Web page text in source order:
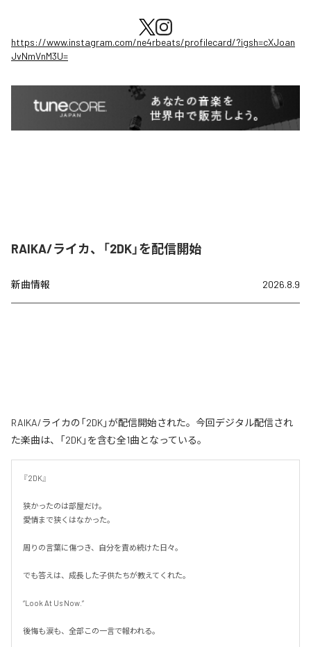
https://www.instagram.com/ne4rbeats/profilecard/?igsh=cXJoan
JvNmVnM3U=
RAIKA/ライカ、「2DK」を配信開始
新曲情報 2026.8.9
RAIKA/ライカの「2DK」が配信開始された。今回デジタル配信され
た楽曲は、「2DK」を含む全1曲となっている。
『2DK』
狭かったのは部屋だけ。
愛情まで狭くはなかった。
周りの言葉に傷つき、自分を責め続けた日々。
でも答えは、成長した子供たちが教えてくれた。
“Look At Us Now.”
後悔も涙も、全部この一言で報われる。